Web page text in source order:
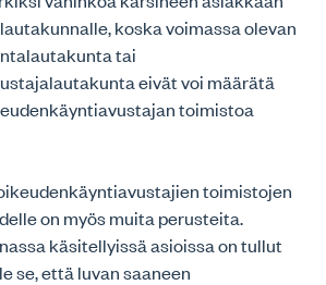
koska voimassa olevan
tai
eivät voi määrätä
toimistoa
toimistojen
on myös muita perusteita.
käsitellyissä asioissa on tullut
se, että luvan saaneen